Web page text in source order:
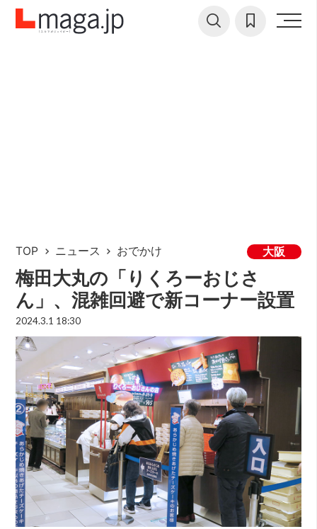
TOP ニュース おでかけ 大阪
梅田大丸の「りくろーおじさ
ん」、混雑回避で新コーナー設置
2024.3.1 18:30